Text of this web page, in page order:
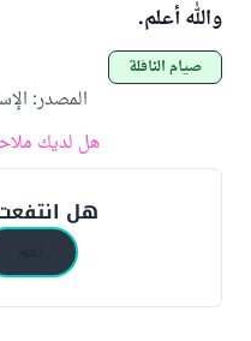
والله أعلم.
صيام النافلة
المصدر:
هل لديك
هل